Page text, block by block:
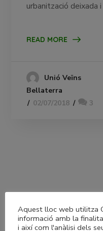
urbanització deixada
READ MORE
Unió Veïns
Bellaterra
02/07/2018
3
Aquest lloc web utilitza
informació amb la
i així com l'anàlisi dels